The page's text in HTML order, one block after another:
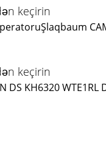
keçirin
Şlaqbaum
keçirin
DS KH6320 WTE1RL